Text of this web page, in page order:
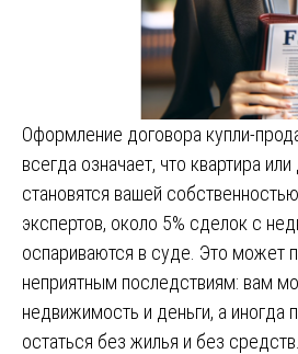
Оформление договора купли-
всегда означает, что квартира
становятся вашей
экспертов, около 5% сделок с
оспариваются в суде. Это может
неприятным последствиям: вам
недвижимость и деньги, а иногда
остаться без жилья и без